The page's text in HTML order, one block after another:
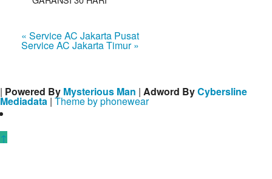
« Service AC Jakarta Pusat
Service AC Jakarta Timur »
| Powered By Mysterious Man | Adword ByCybersline
Mediadata | Theme by phonewear
↑